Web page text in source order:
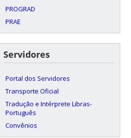
PROGRAD
PRAE
Servidores
Portal dos Servidores
Transporte Oficial
Tradução e Intérprete Libras-
Português
Convênios